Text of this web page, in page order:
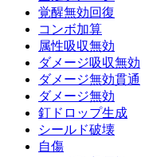
覚醒無効回復
コンボ加算
属性吸収無効
ダメージ吸収無効
ダメージ無効貫通
ダメージ無効
釘ドロップ生成
シールド破壊
自傷